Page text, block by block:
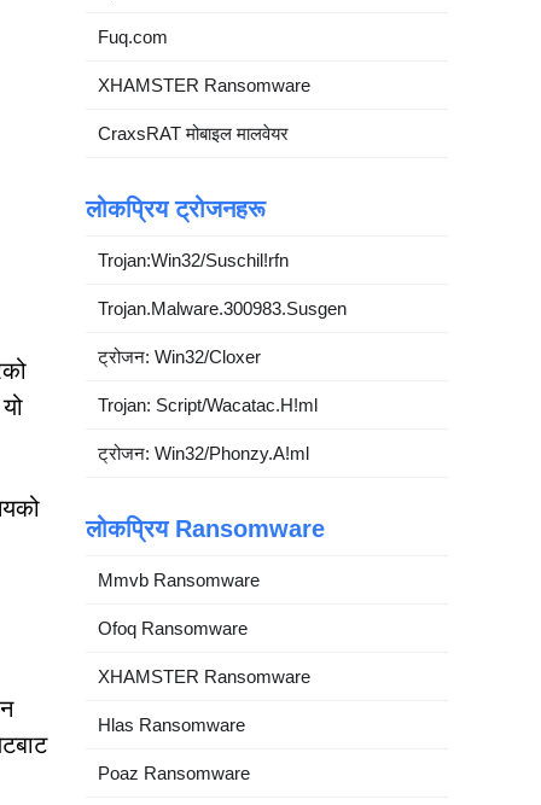
Fuq.com
XHAMSTER Ransomware
CraxsRAT मोबाइल मालवेयर
लोकप्रिय ट्रोजनहरू
Trojan:Win32/Suschil!rfn
Trojan.Malware.300983.Susgen
ट्रोजन: Win32/Cloxer
Trojan: Script/Wacatac.H!ml
ट्रोजन: Win32/Phonzy.A!ml
लोकप्रिय Ransomware
Mmvb Ransomware
Ofoq Ransomware
XHAMSTER Ransomware
Hlas Ransomware
Poaz Ransomware